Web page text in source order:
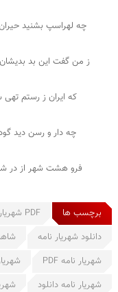
چه لهراسپ بشنید
ز من گفت این بد
که ایران ز رستم تهی
چه دار و رسن دید
فرو هشت شهر از در
برچسب ها
PDF شهریار نامه
دانلود شهریار نامه
شهریار نامه PDF
شهریار نامه دانلود